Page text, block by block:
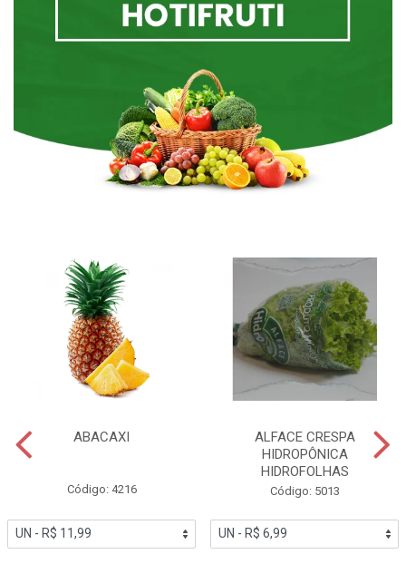
ABACAXI
Código: 4216
ALFACE CRESPA
HIDROPÔNICA
HIDROFOLHAS
Código: 5013